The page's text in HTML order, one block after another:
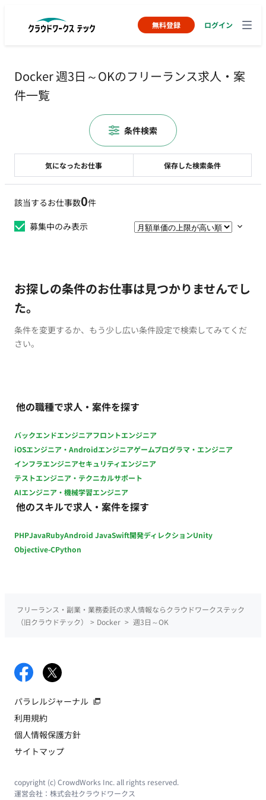
無料登録 ログイン
Docker 週3日～OKのフリーランス求人・案
件一覧
該当するお仕事数0件
募集中のみ表示
お探しの条件のお仕事は見つかりませんでし
た。
条件を変更するか、もう少し広い条件設定で検索してみてくだ
さい。
他の職種で求人・案件を探す
バックエンドエンジニアフロントエンジニア
iOSエンジニア・Androidエンジニアゲームプログラマ・エンジニア
インフラエンジニアセキュリティエンジニア
テストエンジニア・テクニカルサポート
AIエンジニア・機械学習エンジニア
他のスキルで求人・案件を探す
PHPJavaRubyAndroid JavaSwift開発ディレクションUnity
Objective-CPython
気になったお仕事 保存した検索条件
条件検索
フリーランス・副業・業務委託の求人情報ならクラウドワークステック
（旧クラウドテック）
> Docker > 週3日～OK
パラレルジャーナル
利用規約
個人情報保護方針
サイトマップ
copyright (c) CrowdWorks Inc. all rights reserved.
運営会社： 株式会社クラウドワークス